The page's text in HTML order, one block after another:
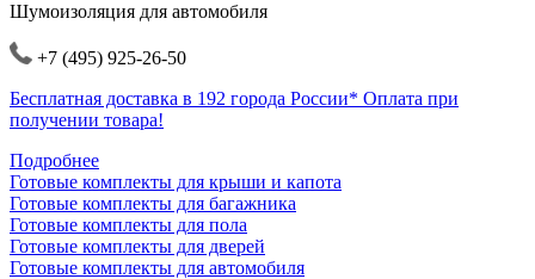
Шумоизоляция для автомобиля
+7 (495) 925-26-50
Бесплатная доставка в 192 города России* Оплата при
получении товара!
Подробнее
Готовые комплекты для крыши и капота
Готовые комплекты для багажника
Готовые комплекты для пола
Готовые комплекты для дверей
Готовые комплекты для автомобиля